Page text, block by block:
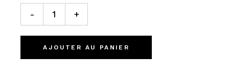
- +
AJOUTER AU PANIER